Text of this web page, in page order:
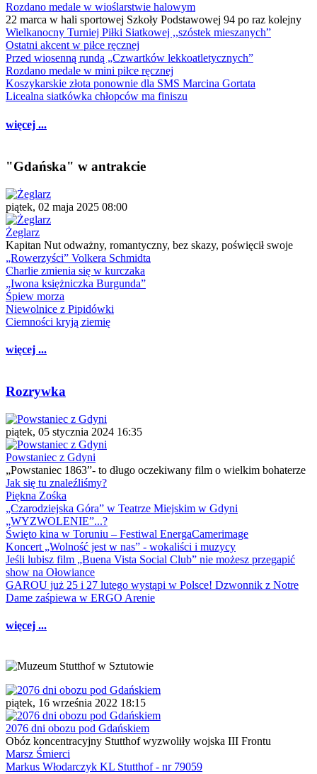
Rozdano medale w wioślarstwie halowym
22 marca w hali sportowej Szkoły Podstawowej 94 po raz kolejny
Wielkanocny Turniej Piłki Siatkowej ,,szóstek mieszanych”
Ostatni akcent w piłce ręcznej
Przed wiosenną rundą „Czwartków lekkoatletycznych”
Rozdano medale w mini piłce ręcznej
Koszykarskie złota ponownie dla SMS Marcina Gortata
Licealna siatkówka chłopców ma finiszu
więcej ...
"Gdańska" w antrakcie
piątek, 02 maja 2025 08:00
Żeglarz
Kapitan Nut odważny, romantyczny, bez skazy, poświęcił swoje
„Rowerzyści” Volkera Schmidta
Charlie zmienia się w kurczaka
„Iwona księżniczka Burgunda”
Śpiew morza
Niewolnice z Pipidówki
Ciemności kryją ziemię
więcej ...
Rozrywka
piątek, 05 stycznia 2024 16:35
Powstaniec z Gdyni
„Powstaniec 1863”- to długo oczekiwany film o wielkim bohaterze
Jak się tu znaleźliśmy?
Piękna Zośka
„Czarodziejska Góra” w Teatrze Miejskim w Gdyni
„WYZWOLENIE”...?
Święto kina w Toruniu – Festiwal EnergaCamerimage
Koncert „Wolność jest w nas” - wokaliści i muzycy
Jeśli lubisz film „Buena Vista Social Club” nie możesz przegapić
show na Ołowiance
GAROU już 25 i 27 lutego wystąpi w Polsce! Dzwonnik z Notre
Dame zaśpiewa w ERGO Arenie
więcej ...
piątek, 16 września 2022 18:15
2076 dni obozu pod Gdańskiem
Obóz koncentracyjny Stutthof wyzwoliły wojska III Frontu
Marsz Śmierci
Markus Włodarczyk KL Stutthof - nr 79059